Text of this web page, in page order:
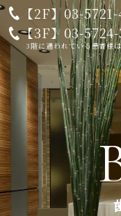
【2F】03-
【3F】03-
3階に通われている患者様